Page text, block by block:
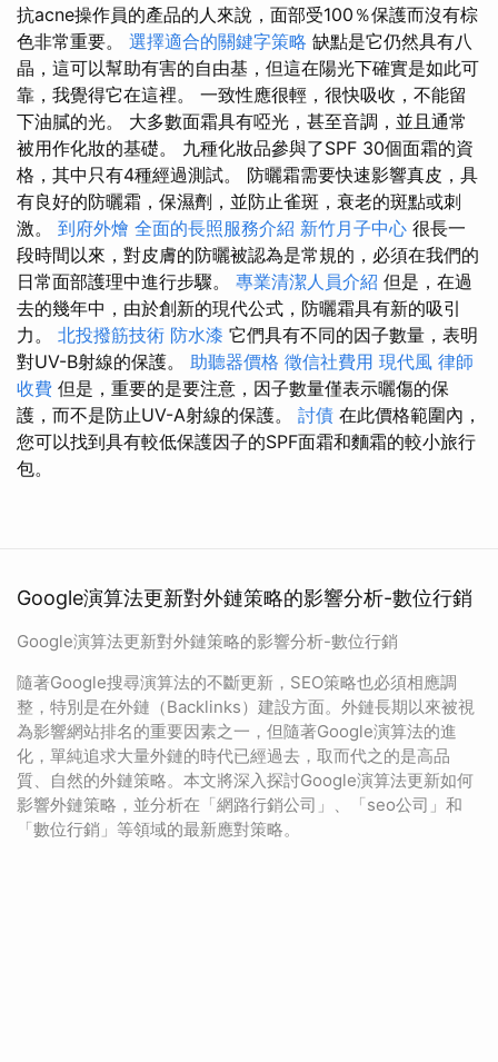
抗acne操作員的產品的人來說，面部受100％保護而沒有棕
色非常重要。 選擇適合的關鍵字策略 缺點是它仍然具有八
晶，這可以幫助有害的自由基，但這在陽光下確實是如此可
靠，我覺得它在這裡。 一致性應很輕，很快吸收，不能留
下油膩的光。 大多數面霜具有啞光，甚至音調，並且通常
被用作化妝的基礎。 九種化妝品參與了SPF 30個面霜的資
格，其中只有4種經過測試。 防曬霜需要快速影響真皮，具
有良好的防曬霜，保濕劑，並防止雀斑，衰老的斑點或刺
激。 到府外燴 全面的長照服務介紹 新竹月子中心 很長一
段時間以來，對皮膚的防曬被認為是常規的，必須在我們的
日常面部護理中進行步驟。 專業清潔人員介紹 但是，在過
去的幾年中，由於創新的現代公式，防曬霜具有新的吸引
力。 北投撥筋技術 防水漆 它們具有不同的因子數量，表明
對UV-B射線的保護。 助聽器價格 徵信社費用 現代風 律師
收費 但是，重要的是要注意，因子數量僅表示曬傷的保
護，而不是防止UV-A射線的保護。 討債 在此價格範圍內，
您可以找到具有較低保護因子的SPF面霜和麵霜的較小旅行
包。
Google演算法更新對外鏈策略的影響分析-數位行銷
Google演算法更新對外鏈策略的影響分析-數位行銷
隨著Google搜尋演算法的不斷更新，SEO策略也必須相應調
整，特別是在外鏈（Backlinks）建設方面。外鏈長期以來被視
為影響網站排名的重要因素之一，但隨著Google演算法的進
化，單純追求大量外鏈的時代已經過去，取而代之的是高品
質、自然的外鏈策略。本文將深入探討Google演算法更新如何
影響外鏈策略，並分析在「網路行銷公司」、「seo公司」和
「數位行銷」等領域的最新應對策略。